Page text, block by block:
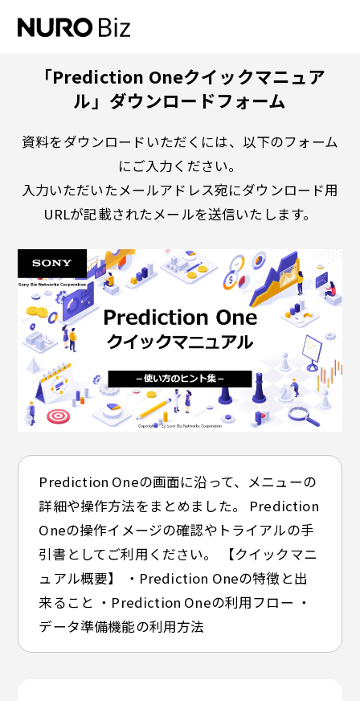
「Prediction Oneクイックマニュア
ル」ダウンロードフォーム
資料をダウンロードいただくには、以下のフォーム
にご入力ください。
入力いただいたメールアドレス宛にダウンロード用
URLが記載されたメールを送信いたします。
Prediction Oneの画面に沿って、メニューの
詳細や操作方法をまとめました。 Prediction
Oneの操作イメージの確認やトライアルの手
引書としてご利用ください。 【クイックマニ
ュアル概要】 ・Prediction Oneの特徴と出
来ること ・Prediction Oneの利用フロー ・
データ準備機能の利用方法